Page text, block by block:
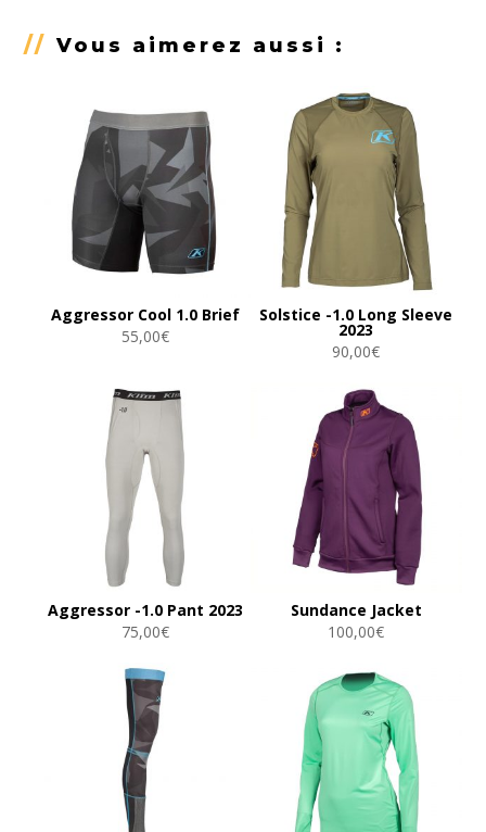
//Vous aimerez aussi :
Aggressor Cool 1.0 Brief
55,00€
Solstice -1.0 Long Sleeve
2023
90,00€
Aggressor -1.0 Pant 2023
75,00€
Sundance Jacket
100,00€